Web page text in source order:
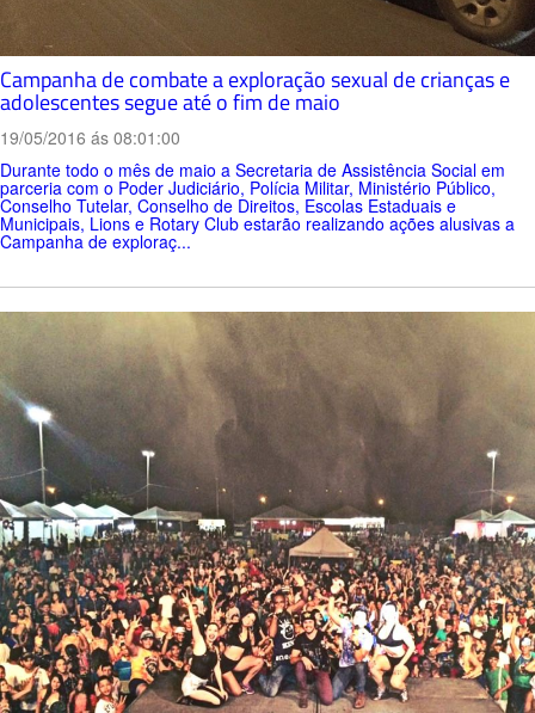
Campanha de combate a exploração sexual de crianças e
adolescentes segue até o fim de maio
19/05/2016 ás 08:01:00
Durante todo o mês de maio a Secretaria de Assistência Social em
parceria com o Poder Judiciário, Polícia Militar, Ministério Público,
Conselho Tutelar, Conselho de Direitos, Escolas Estaduais e
Municipais, Lions e Rotary Club estarão realizando ações alusivas a
Campanha de exploraç...